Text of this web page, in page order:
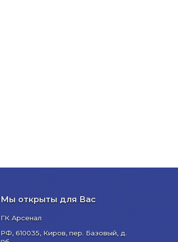
Мы открыты для Вас
ГК Арсенал
РФ, 610035, Киров, пер. Базовый, д.